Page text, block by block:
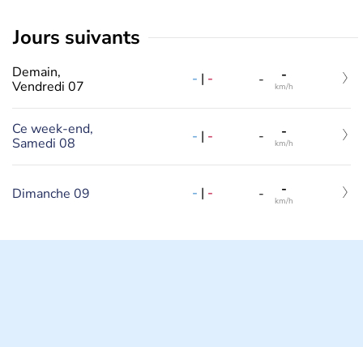
jours suivants
Demain,
Vendredi 07
- | - - -
km/h
Ce week-end,
Samedi 08
- | - - -
km/h
Dimanche 09 - | - - -
km/h